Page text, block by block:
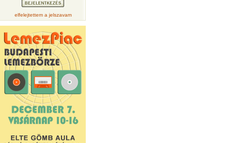
elfelejtettem a jelszavam